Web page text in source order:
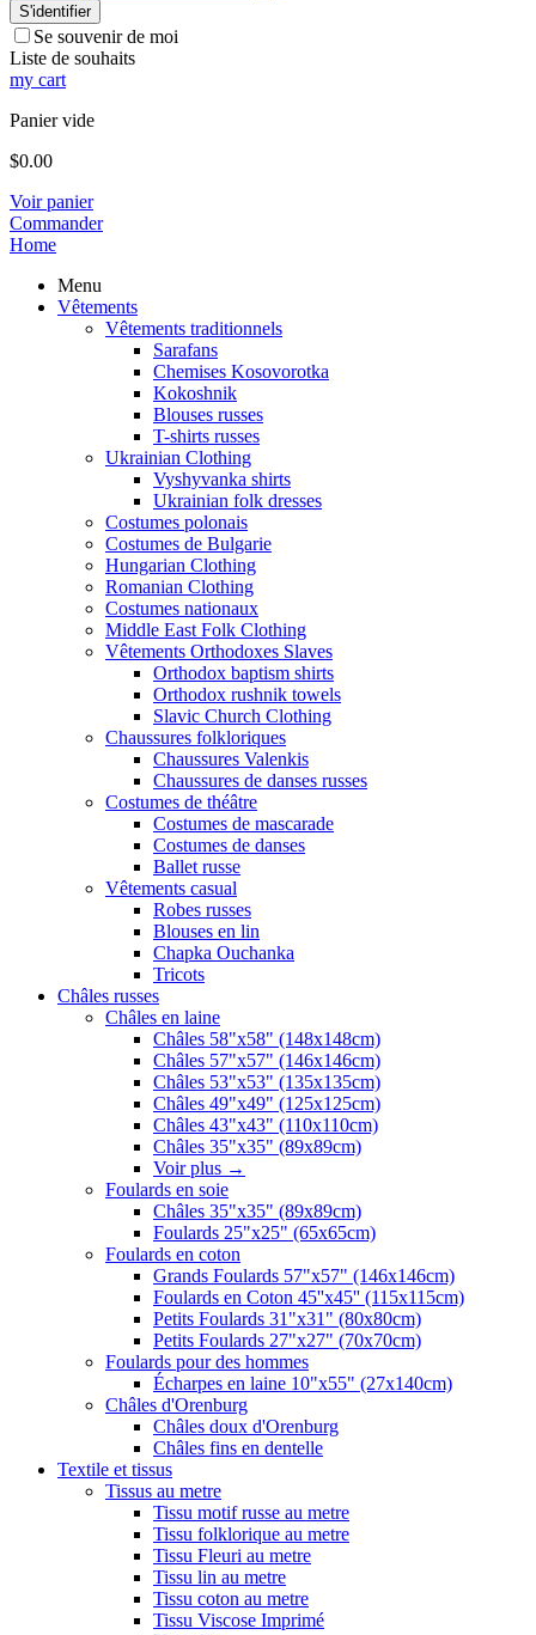
S'identifier
Se souvenir de moi
Liste de souhaits
my cart
Panier vide
$0.00
Voir panier
Commander
Home
Menu
Vêtements
Vêtements traditionnels
Sarafans
Chemises Kosovorotka
Kokoshnik
Blouses russes
T-shirts russes
Ukrainian Clothing
Vyshyvanka shirts
Ukrainian folk dresses
Costumes polonais
Costumes de Bulgarie
Hungarian Clothing
Romanian Clothing
Costumes nationaux
Middle East Folk Clothing
Vêtements Orthodoxes Slaves
Orthodox baptism shirts
Orthodox rushnik towels
Slavic Church Clothing
Chaussures folkloriques
Chaussures Valenkis
Chaussures de danses russes
Costumes de théâtre
Costumes de mascarade
Costumes de danses
Ballet russe
Vêtements casual
Robes russes
Blouses en lin
Chapka Ouchanka
Tricots
Châles russes
Châles en laine
Châles 58"x58" (148x148cm)
Châles 57"x57" (146x146cm)
Châles 53"x53" (135x135cm)
Châles 49"x49" (125x125cm)
Châles 43"x43" (110x110cm)
Châles 35"x35" (89x89cm)
Voir plus →
Foulards en soie
Châles 35"x35" (89x89cm)
Foulards 25"x25" (65x65cm)
Foulards en coton
Grands Foulards 57"x57" (146x146cm)
Foulards en Coton 45''x45'' (115x115cm)
Petits Foulards 31"x31" (80x80cm)
Petits Foulards 27"x27" (70x70cm)
Foulards pour des hommes
Écharpes en laine 10"x55" (27x140cm)
Châles d'Orenburg
Châles doux d'Orenburg
Châles fins en dentelle
Textile et tissus
Tissus au metre
Tissu motif russe au metre
Tissu folklorique au metre
Tissu Fleuri au metre
Tissu lin au metre
Tissu coton au metre
Tissu Viscose Imprimé